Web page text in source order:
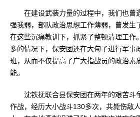
在建设武装力量的过程中，我们也曾
强我弱，部队政治思想工作薄弱，曾发生
在这些沉痛教训下，抓紧了整顿清理工作
多的情况下，保安团还在大甸子进行军事
班，从而不仅提高了广大指战员的政治素
能。
沈铁抚联合县保安团在两年的艰苦斗
作战，经历大小战斗130多次，共毙伤敌